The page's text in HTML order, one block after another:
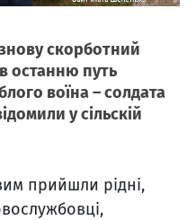
скорботний
останню путь
воїна – солдата
у сільскій
прийшли рідні,